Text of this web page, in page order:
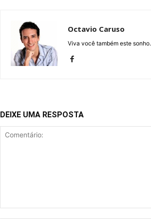
Octavio Caruso
Viva você também este
DEIXE UMA RESPOSTA